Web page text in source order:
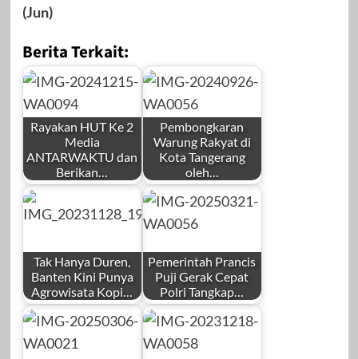
(Jun)
Berita Terkait:
Rayakan HUT Ke 2
Media
ANTARWAKTU dan
Berikan…
by
Redaksi
Desember 15,
2024
Pembongkaran
Warung Rakyat di
Kota Tangerang
oleh…
by
September 26,
2024
Tak Hanya Duren,
Banten Kini Punya
Agrowisata Kopi…
by
Pemerintah Prancis
Puji Gerak Cepat
Polri Tangkap…
by